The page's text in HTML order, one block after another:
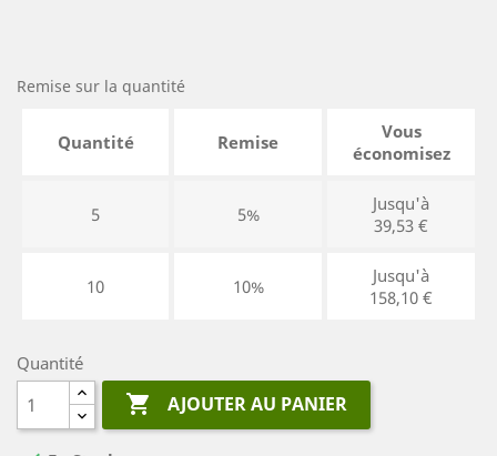
Remise sur la quantité
Quantité Remise
Vous
économisez
5 5%
Jusqu'à
39,53 €
10 10%
Jusqu'à
158,10 €
Quantité
 AJOUTER AU PANIER